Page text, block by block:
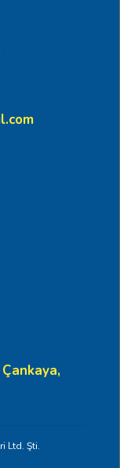
Ltd. Şti.